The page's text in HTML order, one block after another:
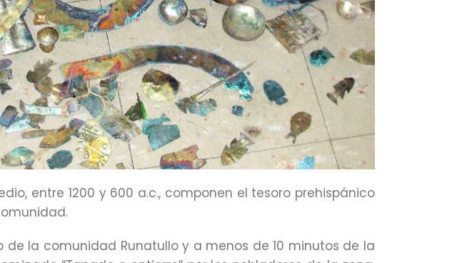
entre 1200 y 600 a.c., componen el tesoro prehispánico
la comunidad Runatullo y a menos de 10 minutos de la